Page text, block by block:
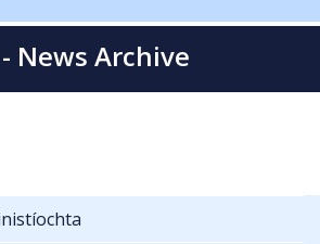
News Archive